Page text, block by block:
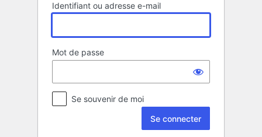
Identifiant ou adresse e-mail
Mot de passe
Se souvenir de moi